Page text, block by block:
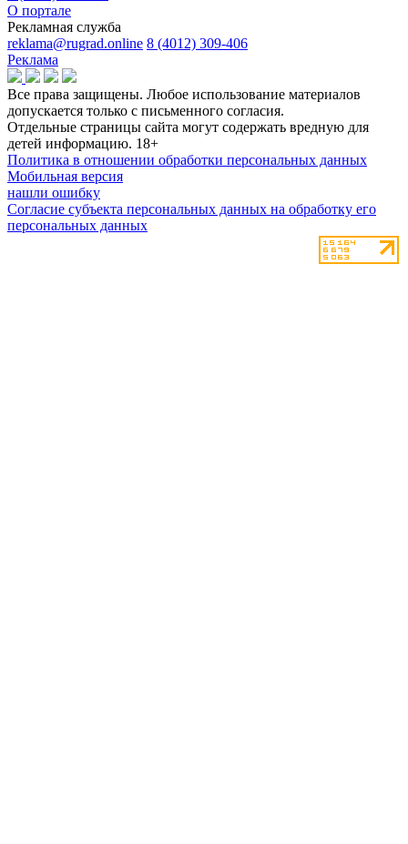
О портале
Рекламная служба
reklama@rugrad.online 8 (4012) 309-406
Реклама
Все права защищены. Любое использование материалов
допускается только с письменного согласия.
Отдельные страницы сайта могут содержать вредную для
детей информацию. 18+
Политика в отношении обработки персональных данных
Мобильная версия
нашли ошибку
Согласие субъекта персональных данных на обработку его
персональных данных